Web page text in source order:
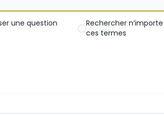
une question
Rechercher
ces termes